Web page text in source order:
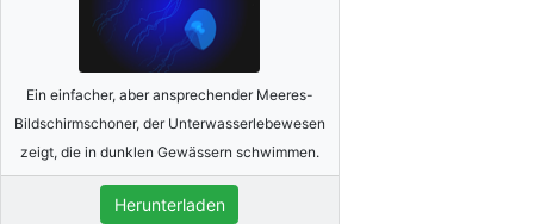
Ein einfacher, aber ansprechender Meeres-
Bildschirmschoner, der Unterwasserlebewesen
zeigt, die in dunklen Gewässern schwimmen.
Herunterladen